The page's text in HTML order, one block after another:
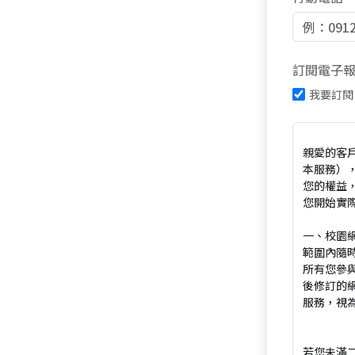
訂閱電子
我要訂閱